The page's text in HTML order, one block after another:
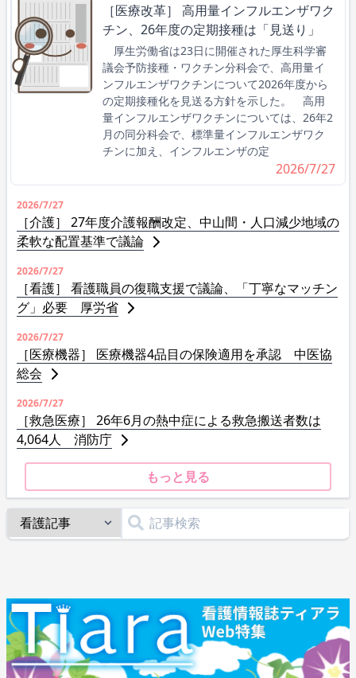
［医療改革］ 高用量インフルエンザワク
チン、26年度の定期接種は「見送り」
厚生労働省は23日に開催された厚生科学審
議会予防接種・ワクチン分科会で、高用量イ
ンフルエンザワクチンについて2026年度から
の定期接種化を見送る方針を示した。 高用
量インフルエンザワクチンについては、26年2
月の同分科会で、標準量インフルエンザワク
チンに加え、インフルエンザの定
2026/7/27
2026/7/27
［介護］ 27年度介護報酬改定、中山間・人口減少地域の
柔軟な配置基準で議論
2026/7/27
［看護］ 看護職員の復職支援で議論、「丁寧なマッチン
グ」必要 厚労省
2026/7/27
［医療機器］ 医療機器4品目の保険適用を承認 中医協
総会
2026/7/27
［救急医療］ 26年6月の熱中症による救急搬送者数は
4,064人 消防庁
もっと見る